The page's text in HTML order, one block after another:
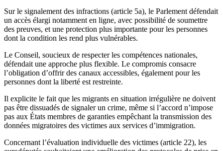
Sur le signalement des infractions (article 5a), le Parlement défendait
un accès élargi notamment en ligne, avec possibilité de soumettre
des preuves, et une protection plus importante pour les personnes
dont la condition les rend plus vulnérables.
Le Conseil, soucieux de respecter les compétences nationales,
défendait une approche plus flexible. Le compromis consacre
l’obligation d’offrir des canaux accessibles, également pour les
personnes dont la liberté est restreinte.
Il explicite le fait que les migrants en situation irrégulière ne doivent
pas être dissuadés de signaler un crime, même si l’accord n’impose
pas aux États membres de garanties empêchant la transmission des
données migratoires des victimes aux services d’immigration.
Concernant l’évaluation individuelle des victimes (article 22), les